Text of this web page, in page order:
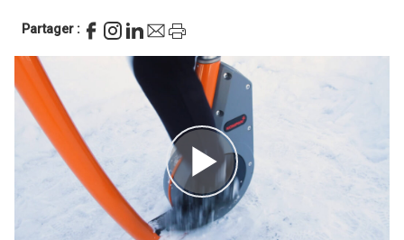
Partager :